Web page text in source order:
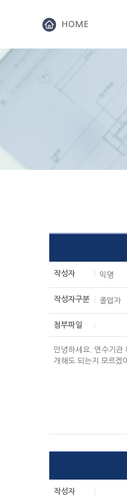
HOME
작성자 익명
작성자구분 졸업자
첨부파일
안녕하세요. 연수기
개해도 되는지 모르겠
작성자